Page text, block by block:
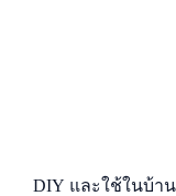
DIY และใช้ในบ้าน